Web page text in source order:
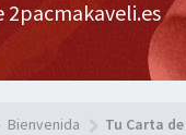
2pacmakaveli.es
Bienvenida Tu Carta